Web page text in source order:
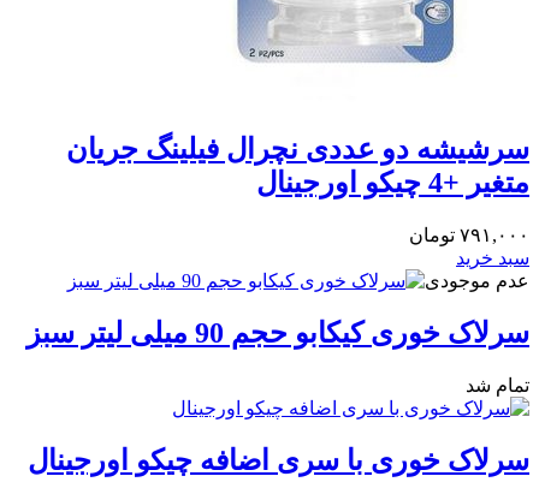
سرشیشه دو عددی نچرال فیلینگ جریان
متغیر +4 چیکو اورجینال
۷۹۱,۰۰۰ تومان
سبد خرید
عدم موجودی
سرلاک خوری کیکابو حجم 90 میلی لیتر سبز
تمام شد
سرلاک خوری با سری اضافه چیکو اورجینال